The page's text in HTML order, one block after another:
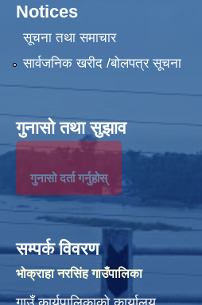
Notices
सूचना तथा समाचार
सार्वजनिक खरीद /बोलपत्र सूचना
गुनासो तथा सुझाव
गुनासो दर्ता गर्नुहोस्
सम्पर्क विवरण
भोक्राहा नरसिंह गाउँपालिका